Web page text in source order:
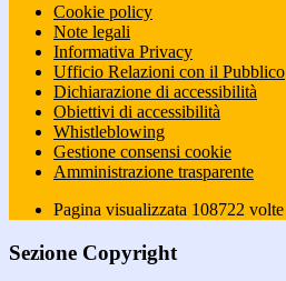
Cookie policy
Note legali
Informativa Privacy
Ufficio Relazioni con il Pubblico
Dichiarazione di accessibilità
Obiettivi di accessibilità
Whistleblowing
Gestione consensi cookie
Amministrazione trasparente
Pagina visualizzata 108722 volte
Sezione Copyright